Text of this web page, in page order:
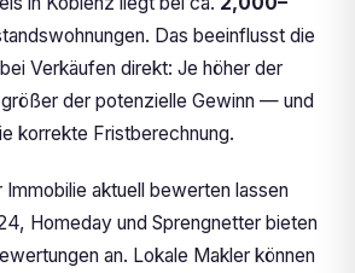
Das beeinflusst die
Verkäufen direkt: Je höher der
der potenzielle Gewinn — und
korrekte Fristberechnung.
aktuell bewerten lassen
Homeday und Sprengnetter bieten
an. Lokale Makler können